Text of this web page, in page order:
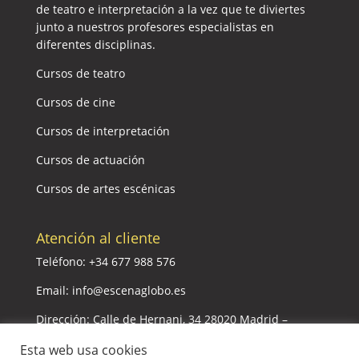
de teatro e interpretación a la vez que te diviertes
junto a nuestros profesores especialistas en
diferentes disciplinas.
Cursos de teatro
Cursos de cine
Cursos de interpretación
Cursos de actuación
Cursos de artes escénicas
Atención al cliente
Teléfono: +34 677 988 576
Email: info@escenaglobo.es
Dirección: Calle de Hernani, 34 28020 Madrid –
Esta web usa cookies